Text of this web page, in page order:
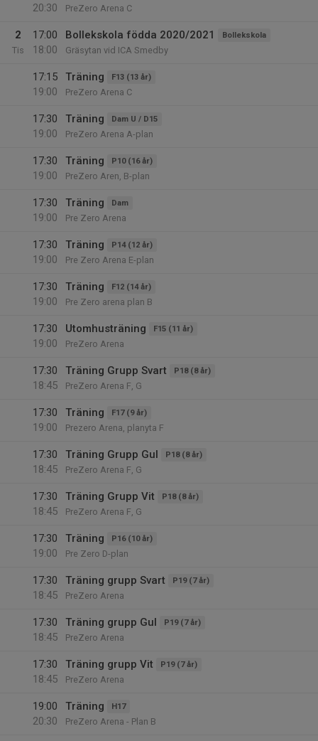
20:30
PreZero Arena C
2
Tis
17:00
18:00
Bollekskola födda 2020/2021 Bollekskola
Gräsytan vid ICA Smedby
17:15
19:00
Träning F13 (13 år)
PreZero Arena C
17:30
19:00
Träning Dam U / D15
PreZero Arena A-plan
17:30
19:00
Träning P10 (16 år)
PreZero Aren, B-plan
17:30
19:00
Träning Dam
Pre Zero Arena
17:30
19:00
Träning P14 (12 år)
Pre Zero Arena E-plan
17:30
19:00
Träning F12 (14 år)
Pre Zero arena plan B
17:30
19:00
Utomhusträning F15 (11 år)
PreZero Arena
17:30
18:45
Träning Grupp Svart P18 (8 år)
PreZero Arena F, G
17:30
19:00
Träning F17 (9 år)
Prezero Arena, planyta F
17:30
18:45
Träning Grupp Gul P18 (8 år)
PreZero Arena F, G
17:30
18:45
Träning Grupp Vit P18 (8 år)
PreZero Arena F, G
17:30
19:00
Träning P16 (10 år)
Pre Zero D-plan
17:30
18:45
Träning grupp Svart P19 (7 år)
PreZero Arena
17:30
18:45
Träning grupp Gul P19 (7 år)
PreZero Arena
17:30
18:45
Träning grupp Vit P19 (7 år)
PreZero Arena
19:00
20:30
Träning H17
PreZero Arena - Plan B